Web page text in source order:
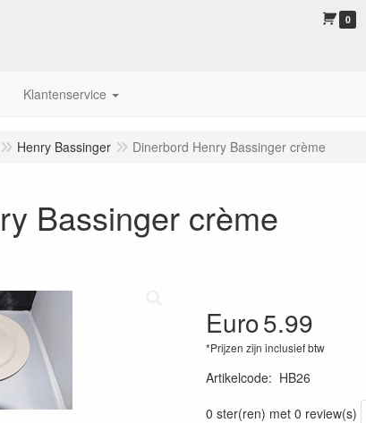
0
Klantenservice
Henry Bassinger Dinerbord Henry Bassinger crème
Bassinger crème
Euro5.99
*Prijzen zijn inclusief btw
Artikelcode: HB26
0 ster(ren) met 0 review(s)